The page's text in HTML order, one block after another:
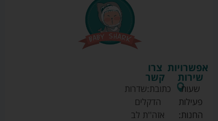
צרו
קשר
כתובת:שדרות
הדקלים
אזה''ת לב
אפשרויות
שירות
שעות
פעילות
החנות: